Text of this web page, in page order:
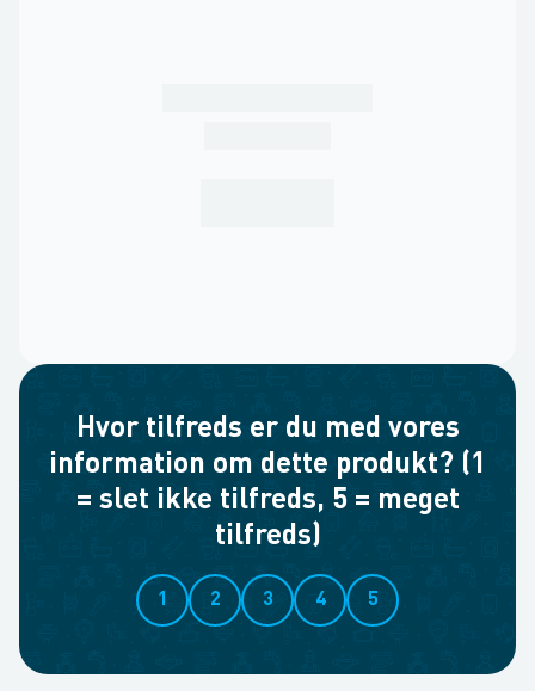
Hvor tilfreds er du med vores
information om dette produkt? (1
= slet ikke tilfreds, 5 = meget
tilfreds)
1 2 3 4 5